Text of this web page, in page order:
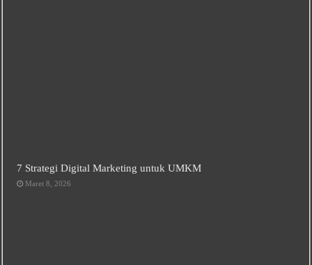
7 Strategi Digital Marketing untuk UMKM
Maret 8, 2026